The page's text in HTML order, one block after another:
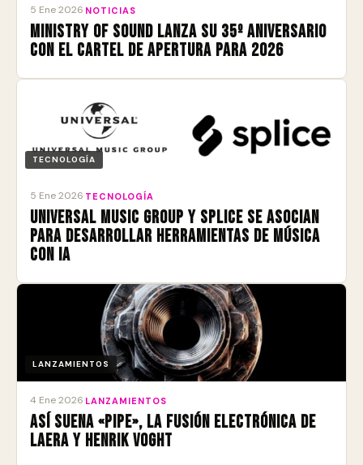
5 Ene 2026 NOTICIAS
Ministry of Sound lanza su 35º aniversario
con el cartel de apertura para 2026
TECNOLOGÍA
5 Ene 2026 TECNOLOGÍA
Universal Music Group y Splice se asocian
para desarrollar herramientas de música
con IA
LANZAMIENTOS
4 Ene 2026 LANZAMIENTOS
Así suena «Pipe», la fusión electrónica de
Laera y Henrik Voght